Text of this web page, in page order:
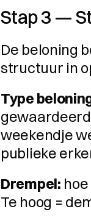
Stap 3 —
De beloning
structuur in
Type
weekendje
publieke
Drempel:
Te hoog =